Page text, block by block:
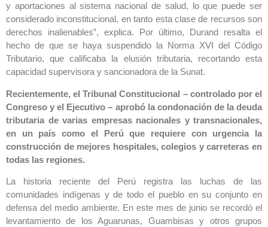
y aportaciones al sistema nacional de salud, lo que puede ser
considerado inconstitucional, en tanto esta clase de recursos son
derechos inalienables”, explica. Por último, Durand resalta el
hecho de que se haya suspendido la Norma XVI del Código
Tributario, que calificaba la elusión tributaria, recortando esta
capacidad supervisora y sancionadora de la Sunat.
Recientemente, el Tribunal Constitucional – controlado por el
Congreso y el Ejecutivo – aprobó la condonación de la deuda
tributaria de varias empresas nacionales y transnacionales,
en un país como el Perú que requiere con urgencia la
construcción de mejores hospitales, colegios y carreteras en
todas las regiones.
La historia reciente del Perú registra las luchas de las
comunidades indígenas y de todo el pueblo en su conjunto en
defensa del medio ambiente. En este mes de junio se recordó el
levantamiento de los Aguarunas, Guambisas y otros grupos